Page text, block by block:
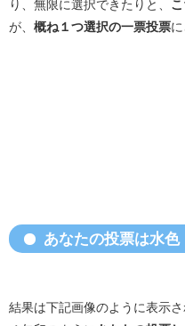
り、無限に選択できたりと、
が、 概ね１つ選択の一票投票
あなたの投票は水色
結果は下記画像のように表示さ